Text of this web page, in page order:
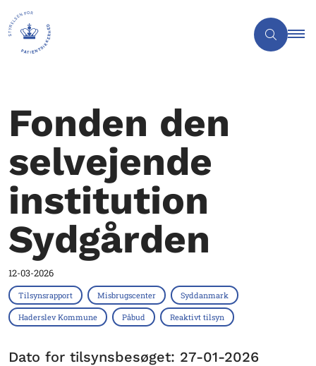
Fonden den
selvejende
institution
Sydgården
12-03-2026
Tilsynsrapport Misbrugscenter Syddanmark
Haderslev Kommune Påbud Reaktivt tilsyn
Dato for tilsynsbesøget: 27-01-2026